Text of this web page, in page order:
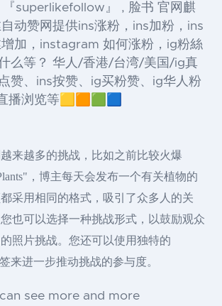
superlikefollow』 , 脸书 官网麒
动赞网提供ins涨粉，ins加粉，ins
加，instagram 如何涨粉，ig粉絲
么等？ 华人/香港/台湾/美国/ig真
赞、ins按赞、ig买粉赞、ig华人粉
播浏览等🟨🟧🟩🟦
来越多的挑战，比如之前比较火爆
，博主每天会发布一个有关植物的
采用相同的格式，吸引了众多人的关
也可以选择一种挑战形式，以鼓励观众
照片挑战。您还可以使用独特的
来进一步推动挑战的参与度。
see more and more